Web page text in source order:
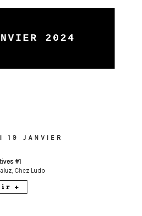
2024
19 JANVIER
#1
Chez Ludo
+